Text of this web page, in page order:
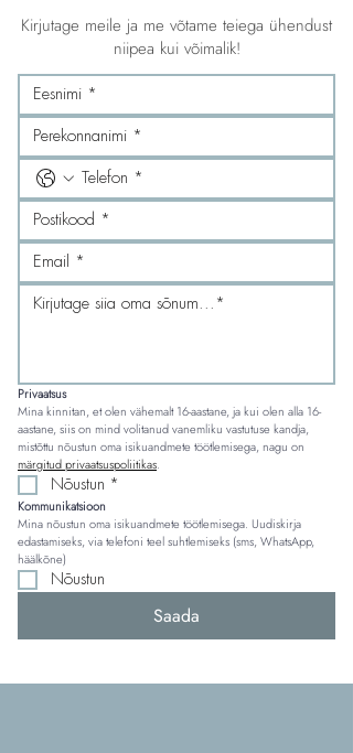
Kirjutage meile ja me võtame teiega ühendust
niipea kui võimalik!
Privaatsus
Mina kinnitan, et olen vähemalt 16-aastane, ja kui olen alla 16-
aastane, siis on mind volitanud vanemliku vastutuse kandja,
märgitud privaatsuspoliitikas.
Nõustun *
Kommunikatsioon
Mina nõustun oma isikuandmete töötlemisega. Uudiskirja
edastamiseks, via telefoni teel suhtlemiseks (sms, WhatsApp,
häälkõne)
Nõustun
Saada